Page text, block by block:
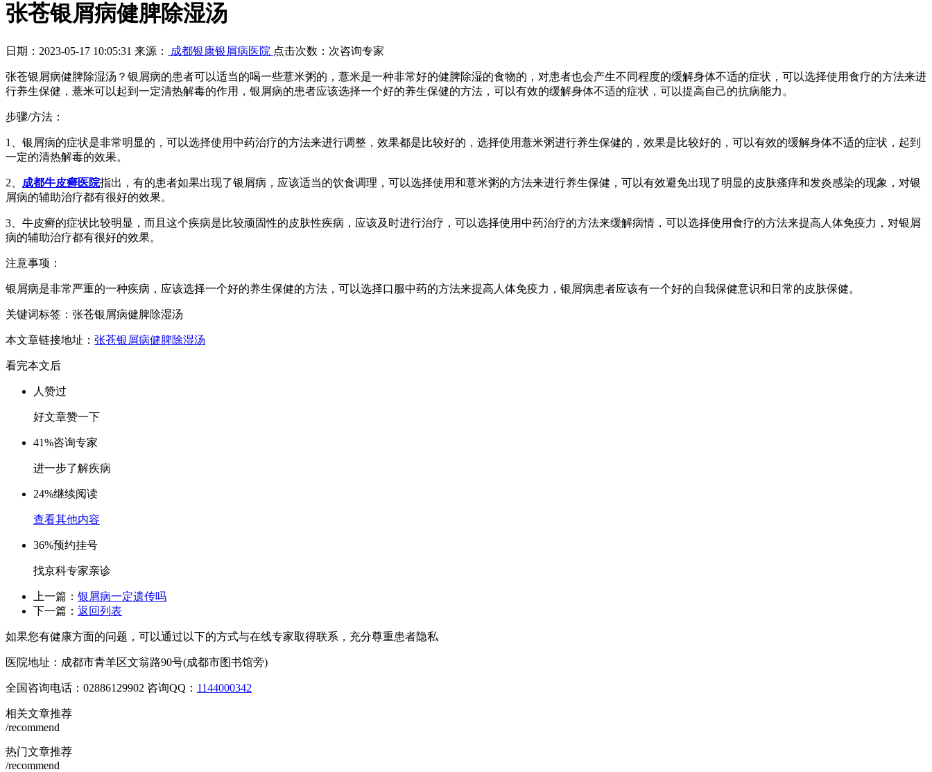
张苍银屑病健脾除湿汤
日期：2023-05-17 10:05:31 来源： 成都银康银屑病医院 点击次数： 次咨询专家
张苍银屑病健脾除湿汤？银屑病的患者可以适当的喝一些薏米粥的，薏米是一种非常好的健脾除湿的食物的，对患者也会产生不同程度的缓解身体不适的症状，可以选择使用食疗的方法来进
行养生保健，薏米可以起到一定清热解毒的作用，银屑病的患者应该选择一个好的养生保健的方法，可以有效的缓解身体不适的症状，可以提高自己的抗病能力。
步骤/方法：
1、银屑病的症状是非常明显的，可以选择使用中药治疗的方法来进行调整，效果都是比较好的，选择使用薏米粥进行养生保健的，效果是比较好的，可以有效的缓解身体不适的症状，起到
一定的清热解毒的效果。
2、 成都牛皮癣医院指出，有的患者如果出现了银屑病，应该适当的饮食调理，可以选择使用和薏米粥的方法来进行养生保健，可以有效避免出现了明显的皮肤瘙痒和发炎感染的现象，对银
屑病的辅助治疗都有很好的效果。
3、牛皮癣的症状比较明显，而且这个疾病是比较顽固性的皮肤性疾病，应该及时进行治疗，可以选择使用中药治疗的方法来缓解病情，可以选择使用食疗的方法来提高人体免疫力，对银屑
病的辅助治疗都有很好的效果。
注意事项：
银屑病是非常严重的一种疾病，应该选择一个好的养生保健的方法，可以选择口服中药的方法来提高人体免疫力，银屑病患者应该有一个好的自我保健意识和日常的皮肤保健。
关键词标签：张苍银屑病健脾除湿汤
本文章链接地址： 张苍银屑病健脾除湿汤
看完本文后
人赞过
好文章赞一下
41%咨询专家
进一步了解疾病
24%继续阅读
查看其他内容
36%预约挂号
找京科专家亲诊
上一篇： 银屑病一定遗传吗
下一篇： 返回列表
如果您有健康方面的问题，可以通过以下的方式与在线专家取得联系，充分尊重患者隐私
医院地址：成都市青羊区文翁路90号(成都市图书馆旁)
全国咨询电话： 02886129902 咨询QQ： 1144000342
相关文章推荐
/recommend
热门文章推荐
/recommend